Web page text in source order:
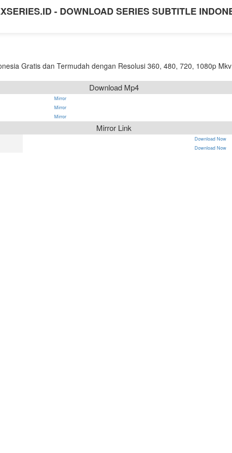
- DOWNLOAD SERIES SUBTITLE
Gratis dan Termudah dengan Resolusi 360, 480, 720, 1080p
Download Mp4
Mirror
Mirror
Mirror
Mirror Link
Download Now
Download Now